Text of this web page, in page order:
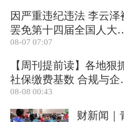
因严重违纪违法 李云泽
罢免第十四届全国人大
表职务
08-07 07:07
【周刊提前读】各地狠
社保缴费基数 合规与企
减负如何平衡？
08-08 00:43
财新闻｜